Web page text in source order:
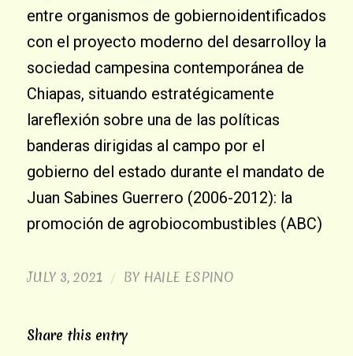
entre organismos de gobiernoidentificados
con el proyecto moderno del desarrolloy la
sociedad campesina contemporánea de
Chiapas, situando estratégicamente
lareflexión sobre una de las políticas
banderas dirigidas al campo por el
gobierno del estado durante el mandato de
Juan Sabines Guerrero (2006-2012): la
promoción de agrobiocombustibles (ABC)
JULY 3, 2021 / BY HAILE ESPINO
Share this entry